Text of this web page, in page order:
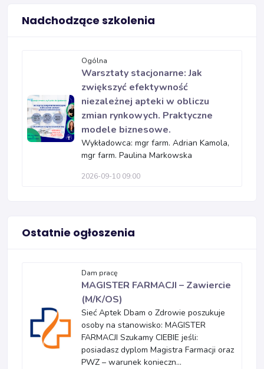
Nadchodzące szkolenia
Ogólna
Warsztaty stacjonarne: Jak
zwiększyć efektywność
niezależnej apteki w obliczu
zmian rynkowych. Praktyczne
modele biznesowe.
Wykładowca: mgr farm. Adrian Kamola,
mgr farm. Paulina Markowska
2026-09-10 09:00
Ostatnie ogłoszenia
Dam pracę
MAGISTER FARMACJI – Zawiercie
(M/K/OS)
Sieć Aptek Dbam o Zdrowie poszukuje
osoby na stanowisko: MAGISTER
FARMACJI Szukamy CIEBIE jeśli:
posiadasz dyplom Magistra Farmacji oraz
PWZ – warunek konieczn...